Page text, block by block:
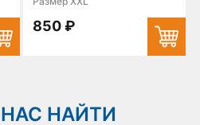
850 ₽
НАЙТИ